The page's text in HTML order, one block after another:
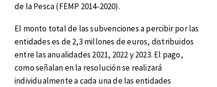
de la Pesca (FEMP 2014-2020).
El monto total de las subvenciones a percibir por las
entidades es de 2,3 millones de euros, distribuidos
entre las anualidades 2021, 2022 y 2023. El pago,
como señalan en la resolución se realizará
individualmente a cada una de las entidades